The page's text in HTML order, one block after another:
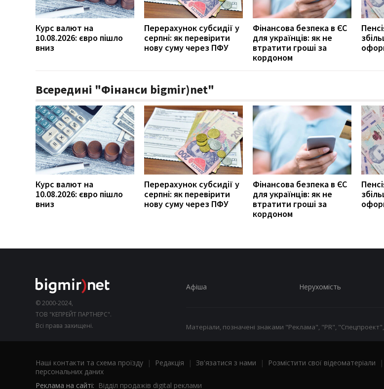
Курс валют на
10.08.2026: євро пішло
вниз
Перерахунок субсидії у
серпні: як перевірити
нову суму через ПФУ
Фінансова безпека в ЄС
для українців: як не
втратити гроші за
кордоном
Всередині "Фінанси bigmir)net"
Курс валют на
10.08.2026: євро пішло
вниз
Перерахунок субсидії у
серпні: як перевірити
нову суму через ПФУ
Фінансова безпека в ЄС
для українців: як не
втратити гроші за
кордоном
© 2000-2024,
ТОВ "КЕПРЕЙТ ПАРТНЕРС".
Всі права захищені.
Афіша Нерухомість
Матеріали, позначені знаками "Реклама", "PR",
Наші контакти та схема проїзду | Редакція | Зв'язатися з нами | Розмістити свої відеоматеріали |
персональних даних
Реклама на сайті: Відділ продажів digital реклами